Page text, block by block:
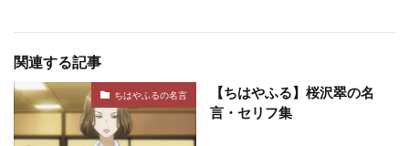
関連する記事
ちはやふるの名言
【ちはやふる】桜沢翠の名
言・セリフ集